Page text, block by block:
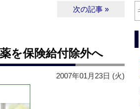
次の記事 »
を保険給付除外へ
2007年01月23日 (火)